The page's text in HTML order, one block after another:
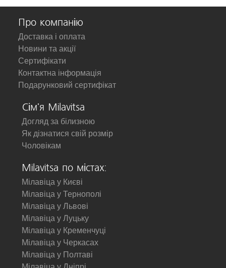
Про компанію
Доставка і оплата
Новини та акції
Сертифікати
Контактна інформація
Подарунковий сертифікат
Сім'я Milavitsa
Догляд за білизною
Як дізнатися свій розмір
Чоловікам
Milavitsa по містах:
Мілавіца у Києві
Мілавіца у Тернополі
Мілавіца у Львові
Мілавіца у Луцьку
Мілавіца у Кременчуці
Мілавіца у Черкасах
Мілавіца у Полтаві